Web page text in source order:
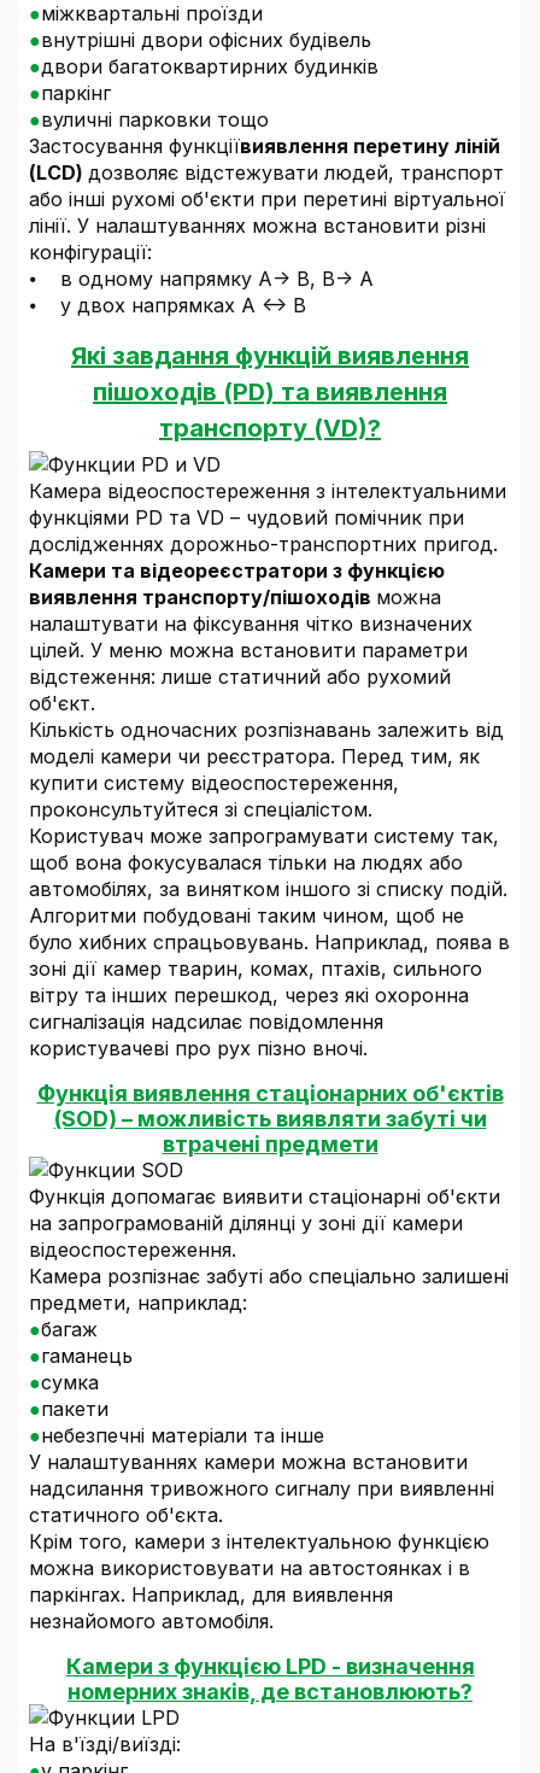
міжквартальні проїзди
внутрішні двори офісних будівель
двори багатоквартирних будинків
паркінг
вуличні парковки тощо
Застосування функціївиявлення перетину ліній
(LCD) дозволяє відстежувати людей, транспорт
або інші рухомі об'єкти при перетині віртуальної
лінії. У налаштуваннях можна встановити різні
конфігурації:
⦁ в одному напрямку A-> B, B-> A
⦁ у двох напрямках A <-> B
Які завдання функцій виявлення
пішоходів (PD) та виявлення
транспорту (VD)?
Камера відеоспостереження з інтелектуальними
функціями PD та VD – чудовий помічник при
дослідженнях дорожньо-транспортних пригод.
Камери та відеореєстратори з функцією
виявлення транспорту/пішоходів можна
налаштувати на фіксування чітко визначених
цілей. У меню можна встановити параметри
відстеження: лише статичний або рухомий
об'єкт.
Кількість одночасних розпізнавань залежить від
моделі камери чи реєстратора. Перед тим, як
купити систему відеоспостереження,
проконсультуйтеся зі спеціалістом.
Користувач може запрограмувати систему так,
щоб вона фокусувалася тільки на людях або
автомобілях, за винятком іншого зі списку подій.
Алгоритми побудовані таким чином, щоб не
було хибних спрацьовувань. Наприклад, поява в
зоні дії камер тварин, комах, птахів, сильного
вітру та інших перешкод, через які охоронна
сигналізація надсилає повідомлення
користувачеві про рух пізно вночі.
Функція виявлення стаціонарних об'єктів
(SOD) – можливість виявляти забуті чи
втрачені предмети
Функція допомагає виявити стаціонарні об'єкти
на запрограмованій ділянці у зоні дії камери
відеоспостереження.
Камера розпізнає забуті або спеціально залишені
предмети, наприклад:
багаж
гаманець
сумка
пакети
небезпечні матеріали та інше
У налаштуваннях камери можна встановити
надсилання тривожного сигналу при виявленні
статичного об'єкта.
Крім того, камери з інтелектуальною функцією
можна використовувати на автостоянках і в
паркінгах. Наприклад, для виявлення
незнайомого автомобіля.
Камери з функцією LPD - визначення
номерних знаків, де встановлюють?
На в'їзді/виїзді: